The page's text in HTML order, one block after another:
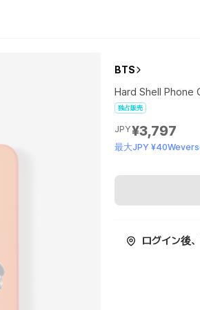
BTS
Hard Shell Phone
独占販売
JPY¥3,797
最大JPY
ログイン後